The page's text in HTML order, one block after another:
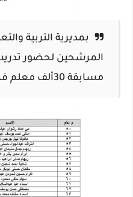
بمديرية التربية
المرشحين لحضور
مسابقة 30ألف معلم فصل.